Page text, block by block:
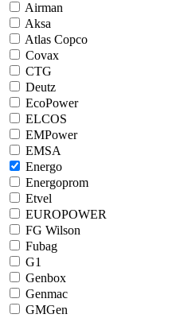
Airman
Aksa
Atlas Copco
Covax
CTG
Deutz
EcoPower
ELCOS
EMPower
EMSA
Energo
Energoprom
Etvel
EUROPOWER
FG Wilson
Fubag
G1
Genbox
Genmac
GMGen